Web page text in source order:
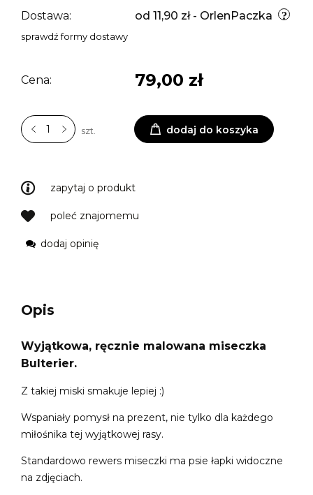
Dostawa: od 11,90 zł - OrlenPaczka
sprawdź formy dostawy
Cena: 79,00 zł
szt. dodaj do koszyka
zapytaj o produkt
poleć znajomemu
dodaj opinię
Opis
Wyjątkowa, ręcznie malowana miseczka
Bulterier.
Z takiej miski smakuje lepiej :)
Wspaniały pomysł na prezent, nie tylko dla każdego
miłośnika tej wyjątkowej rasy.
Standardowo rewers miseczki ma psie łapki widoczne
na zdjęciach.